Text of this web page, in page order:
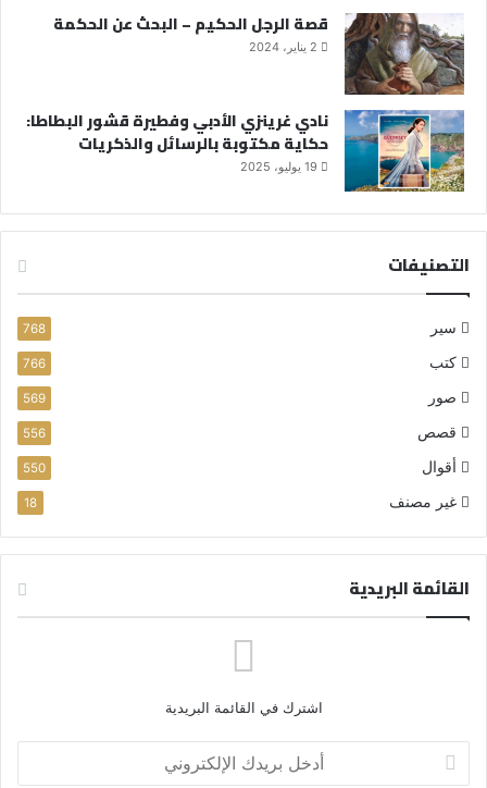
قصة الرجل الحكيم – البحث عن الحكمة
2 يناير، 2024
نادي غرينزي الأدبي وفطيرة قشور البطاطا:
حكاية مكتوبة بالرسائل والذكريات
19 يوليو، 2025
التصنيفات
سير 768
كتب 766
صور 569
قصص 556
أقوال 550
غير مصنف 18
القائمة البريدية
اشترك في القائمة البريدية